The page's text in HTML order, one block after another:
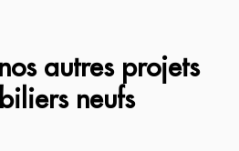
autres projets
neufs